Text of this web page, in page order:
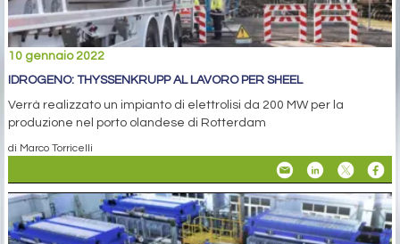
10 gennaio 2022
IDROGENO: THYSSENKRUPP AL LAVORO PER SHEEL
Verrà realizzato un impianto di elettrolisi da 200 MW per la
produzione nel porto olandese di Rotterdam
di Marco Torricelli